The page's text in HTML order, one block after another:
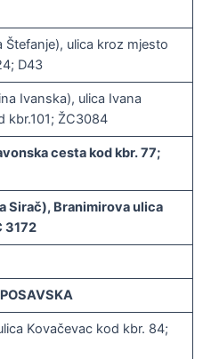
Štefanje), ulica kroz mjesto
D43
Ivanska), ulica Ivana
kbr.101; ŽC3084
cesta kod kbr. 77;
Sirač), Branimirova ulica
3172
Kovačevac kod kbr. 84;